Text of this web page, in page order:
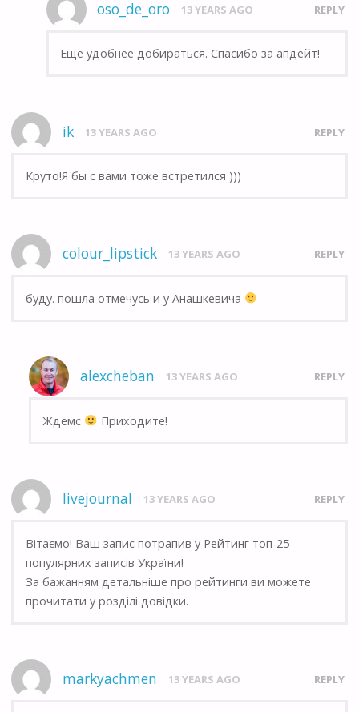
oso_de_oro 13 YEARS AGO REPLY
Еще удобнее добираться. Спасибо за апдейт!
ik 13 YEARS AGO REPLY
Круто!Я бы с вами тоже встретился )))
colour_lipstick 13 YEARS AGO REPLY
буду. пошла отмечусь и у Анашкевича
alexcheban 13 YEARS AGO REPLY
Ждемс Приходите!
livejournal 13 YEARS AGO REPLY
Вітаємо! Ваш запис потрапив у Рейтинг топ-25
популярних записів України!
За бажанням детальніше про рейтинги ви можете
прочитати у розділі довідки.
markyachmen 13 YEARS AGO REPLY